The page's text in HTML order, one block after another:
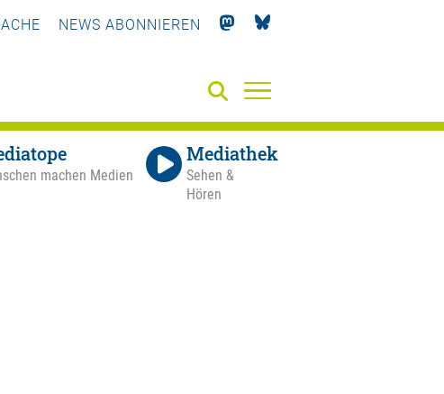
NEWS ABONNIEREN
machen Medien
Mediathek
Sehen &
Hören